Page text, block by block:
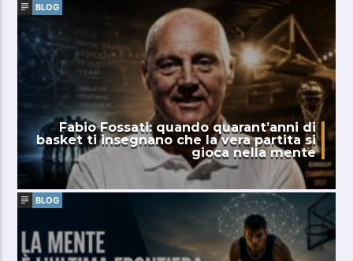
BLOG
Fabio Fossati: quando quarant’anni di
basket ti insegnano che la vera partita si
gioca nella mente
BLOG